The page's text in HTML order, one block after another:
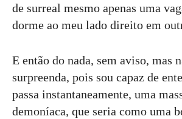
de surreal mesmo apenas uma
dorme ao meu lado direito em
E então do nada, sem aviso, mas
surpreenda, pois sou capaz de
passa instantaneamente, uma
demoníaca, que seria como uma